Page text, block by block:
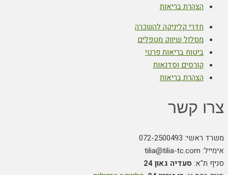
הצהרת בריאות
חדרי קליניקה להשכרה
מסלול שיווק מטפלים
ביטוח בריאות פרטי
קורסים וסדנאות
הצהרת בריאות
צרו קשר
משרד ראשי: 072-2500493
אימייל: tilia@tilia-tc.com
סניף ת"א: סעדיה גאון 24